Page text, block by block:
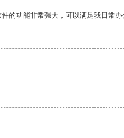
功能非常强大，可以满足我日常